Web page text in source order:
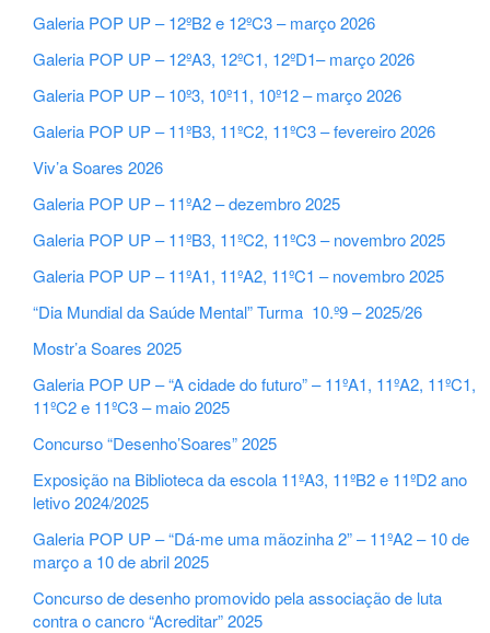
Galeria POP UP – 12ºB2 e 12ºC3 – março 2026
Galeria POP UP – 12ºA3, 12ºC1, 12ºD1– março 2026
Galeria POP UP – 10º3, 10º11, 10º12 – março 2026
Galeria POP UP – 11ºB3, 11ºC2, 11ºC3 – fevereiro 2026
Viv’a Soares 2026
Galeria POP UP – 11ºA2 – dezembro 2025
Galeria POP UP – 11ºB3, 11ºC2, 11ºC3 – novembro 2025
Galeria POP UP – 11ºA1, 11ºA2, 11ºC1 – novembro 2025
“Dia Mundial da Saúde Mental” Turma 10.º9 – 2025/26
Mostr’a Soares 2025
Galeria POP UP – “A cidade do futuro” – 11ºA1, 11ºA2, 11ºC1,
11ºC2 e 11ºC3 – maio 2025
Concurso “Desenho’Soares” 2025
Exposição na Biblioteca da escola 11ºA3, 11ºB2 e 11ºD2 ano
letivo 2024/2025
Galeria POP UP – “Dá-me uma mãozinha 2” – 11ºA2 – 10 de
março a 10 de abril 2025
Concurso de desenho promovido pela associação de luta
contra o cancro “Acreditar” 2025